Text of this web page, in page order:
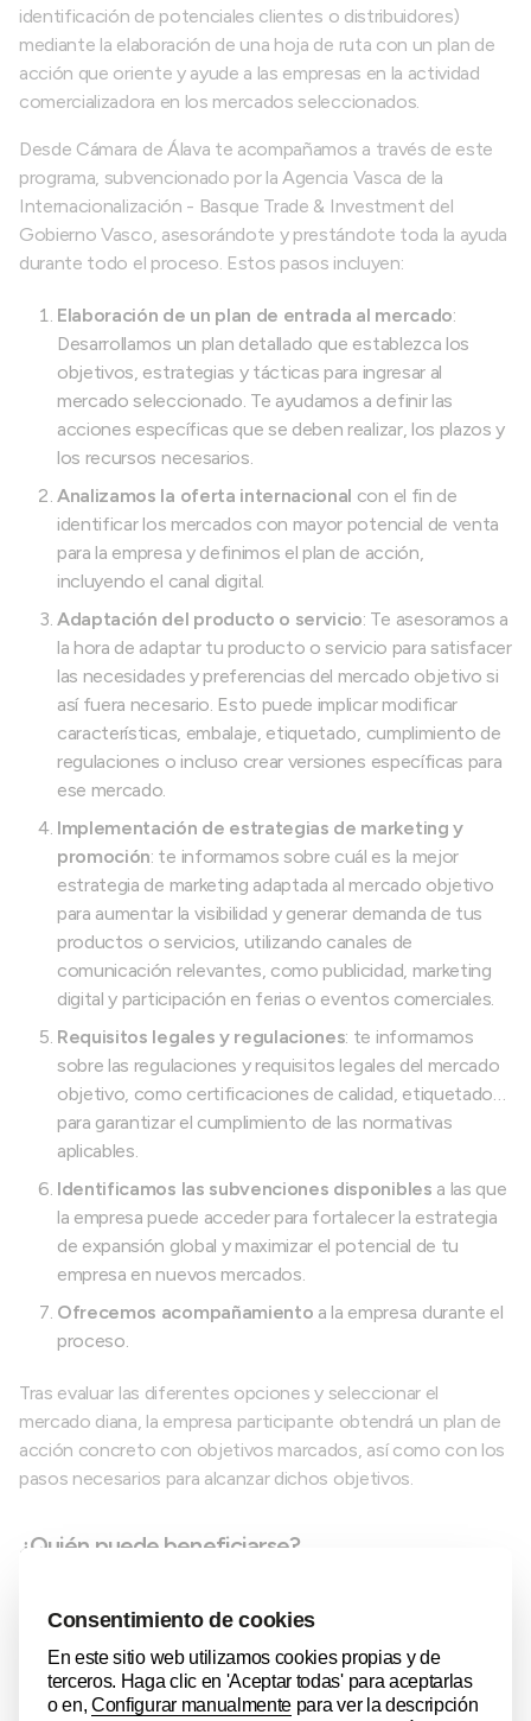
identificación de potenciales clientes o distribuidores)
mediante la elaboración de una hoja de ruta con un plan de
acción que oriente y ayude a las empresas en la actividad
comercializadora en los mercados seleccionados.
Desde Cámara de Álava te acompañamos a través de este
programa, subvencionado por la Agencia Vasca de la
Internacionalización - Basque Trade & Investment del
Gobierno Vasco, asesorándote y prestándote toda la ayuda
durante todo el proceso. Estos pasos incluyen:
Elaboración de un plan de entrada al mercado:
Desarrollamos un plan detallado que establezca los
objetivos, estrategias y tácticas para ingresar al
mercado seleccionado. Te ayudamos a definir las
acciones específicas que se deben realizar, los plazos y
los recursos necesarios.
Analizamos la oferta internacional con el fin de
identificar los mercados con mayor potencial de venta
para la empresa y definimos el plan de acción,
incluyendo el canal digital.
Adaptación del producto o servicio: Te asesoramos a
la hora de adaptar tu producto o servicio para satisfacer
las necesidades y preferencias del mercado objetivo si
así fuera necesario. Esto puede implicar modificar
características, embalaje, etiquetado, cumplimiento de
regulaciones o incluso crear versiones específicas para
ese mercado.
Implementación de estrategias de marketing y
promoción: te informamos sobre cuál es la mejor
estrategia de marketing adaptada al mercado objetivo
para aumentar la visibilidad y generar demanda de tus
productos o servicios, utilizando canales de
comunicación relevantes, como publicidad, marketing
digital y participación en ferias o eventos comerciales.
Requisitos legales y regulaciones: te informamos
sobre las regulaciones y requisitos legales del mercado
objetivo, como certificaciones de calidad, etiquetado…
para garantizar el cumplimiento de las normativas
aplicables.
Identificamos las subvenciones disponibles a las que
la empresa puede acceder para fortalecer la estrategia
de expansión global y maximizar el potencial de tu
empresa en nuevos mercados.
Ofrecemos acompañamiento a la empresa durante el
proceso.
Tras evaluar las diferentes opciones y seleccionar el
mercado diana, la empresa participante obtendrá un plan de
acción concreto con objetivos marcados, así como con los
pasos necesarios para alcanzar dichos objetivos.
¿Quién puede beneficiarse?
deseen contar con apoyo cualificado
iniciación de la actividad o la apertura o consolidación de
mercados.